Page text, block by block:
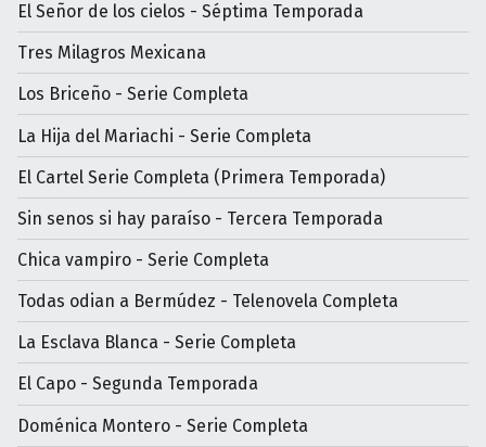
El Señor de los cielos - Séptima Temporada
Tres Milagros Mexicana
Los Briceño - Serie Completa
La Hija del Mariachi - Serie Completa
El Cartel Serie Completa (Primera Temporada)
Sin senos si hay paraíso - Tercera Temporada
Chica vampiro - Serie Completa
Todas odian a Bermúdez - Telenovela Completa
La Esclava Blanca - Serie Completa
El Capo - Segunda Temporada
Doménica Montero - Serie Completa